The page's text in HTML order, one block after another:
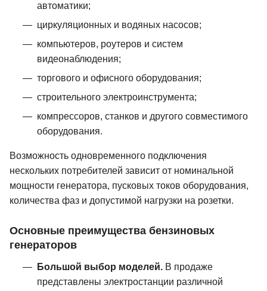
автоматики;
циркуляционных и водяных насосов;
компьютеров, роутеров и систем
видеонаблюдения;
торгового и офисного оборудования;
строительного электроинструмента;
компрессоров, станков и другого совместимого
оборудования.
Возможность одновременного подключения
нескольких потребителей зависит от номинальной
мощности генератора, пусковых токов оборудования,
количества фаз и допустимой нагрузки на розетки.
Основные преимущества бензиновых
генераторов
Большой выбор моделей. В продаже
представлены электростанции различной